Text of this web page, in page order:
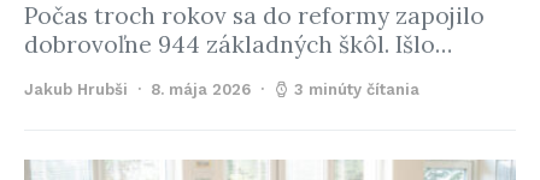
Počas troch rokov sa do reformy zapojilo
dobrovoľne 944 základných škôl. Išlo…
Jakub Hrubši 8. mája 2026 3 minúty čítania